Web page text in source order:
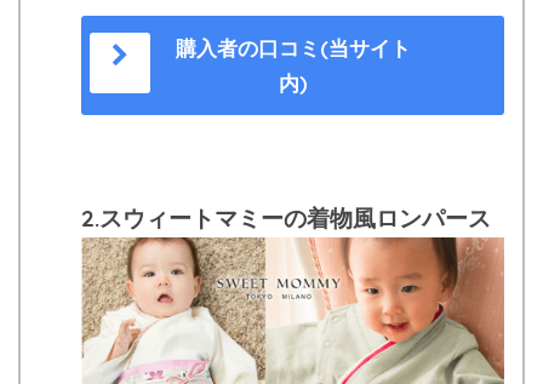
購入者の口コミ(当サイト
内)
2.スウィートマミーの着物風ロンパース